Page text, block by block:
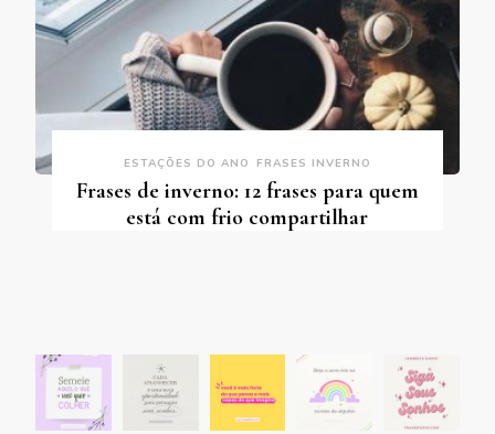
ESTAÇÕES DO ANO FRASES INVERNO
Frases de inverno: 12 frases para quem
está com frio compartilhar